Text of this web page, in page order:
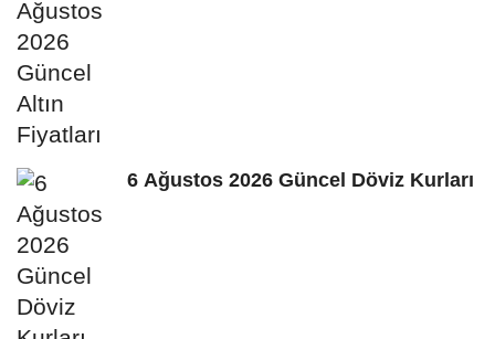
6 Ağustos 2026 Güncel Döviz Kurları